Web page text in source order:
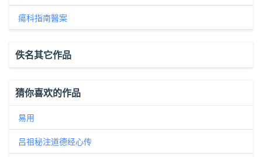
瘍科指南醫案
佚名其它作品
猜你喜欢的作品
易用
吕祖秘注道德经心传